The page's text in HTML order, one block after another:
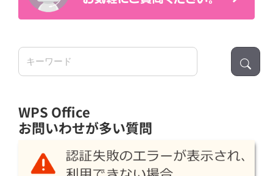
検
WPS Office
お問いわせが多い質問